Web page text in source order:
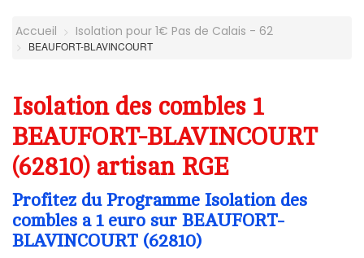
Accueil Isolation pour 1€ Pas de Calais - 62
BEAUFORT-BLAVINCOURT
Isolation des combles 1
BEAUFORT-BLAVINCOURT
(62810) artisan RGE
Profitez du Programme Isolation des
combles a 1 euro sur BEAUFORT-
BLAVINCOURT (62810)